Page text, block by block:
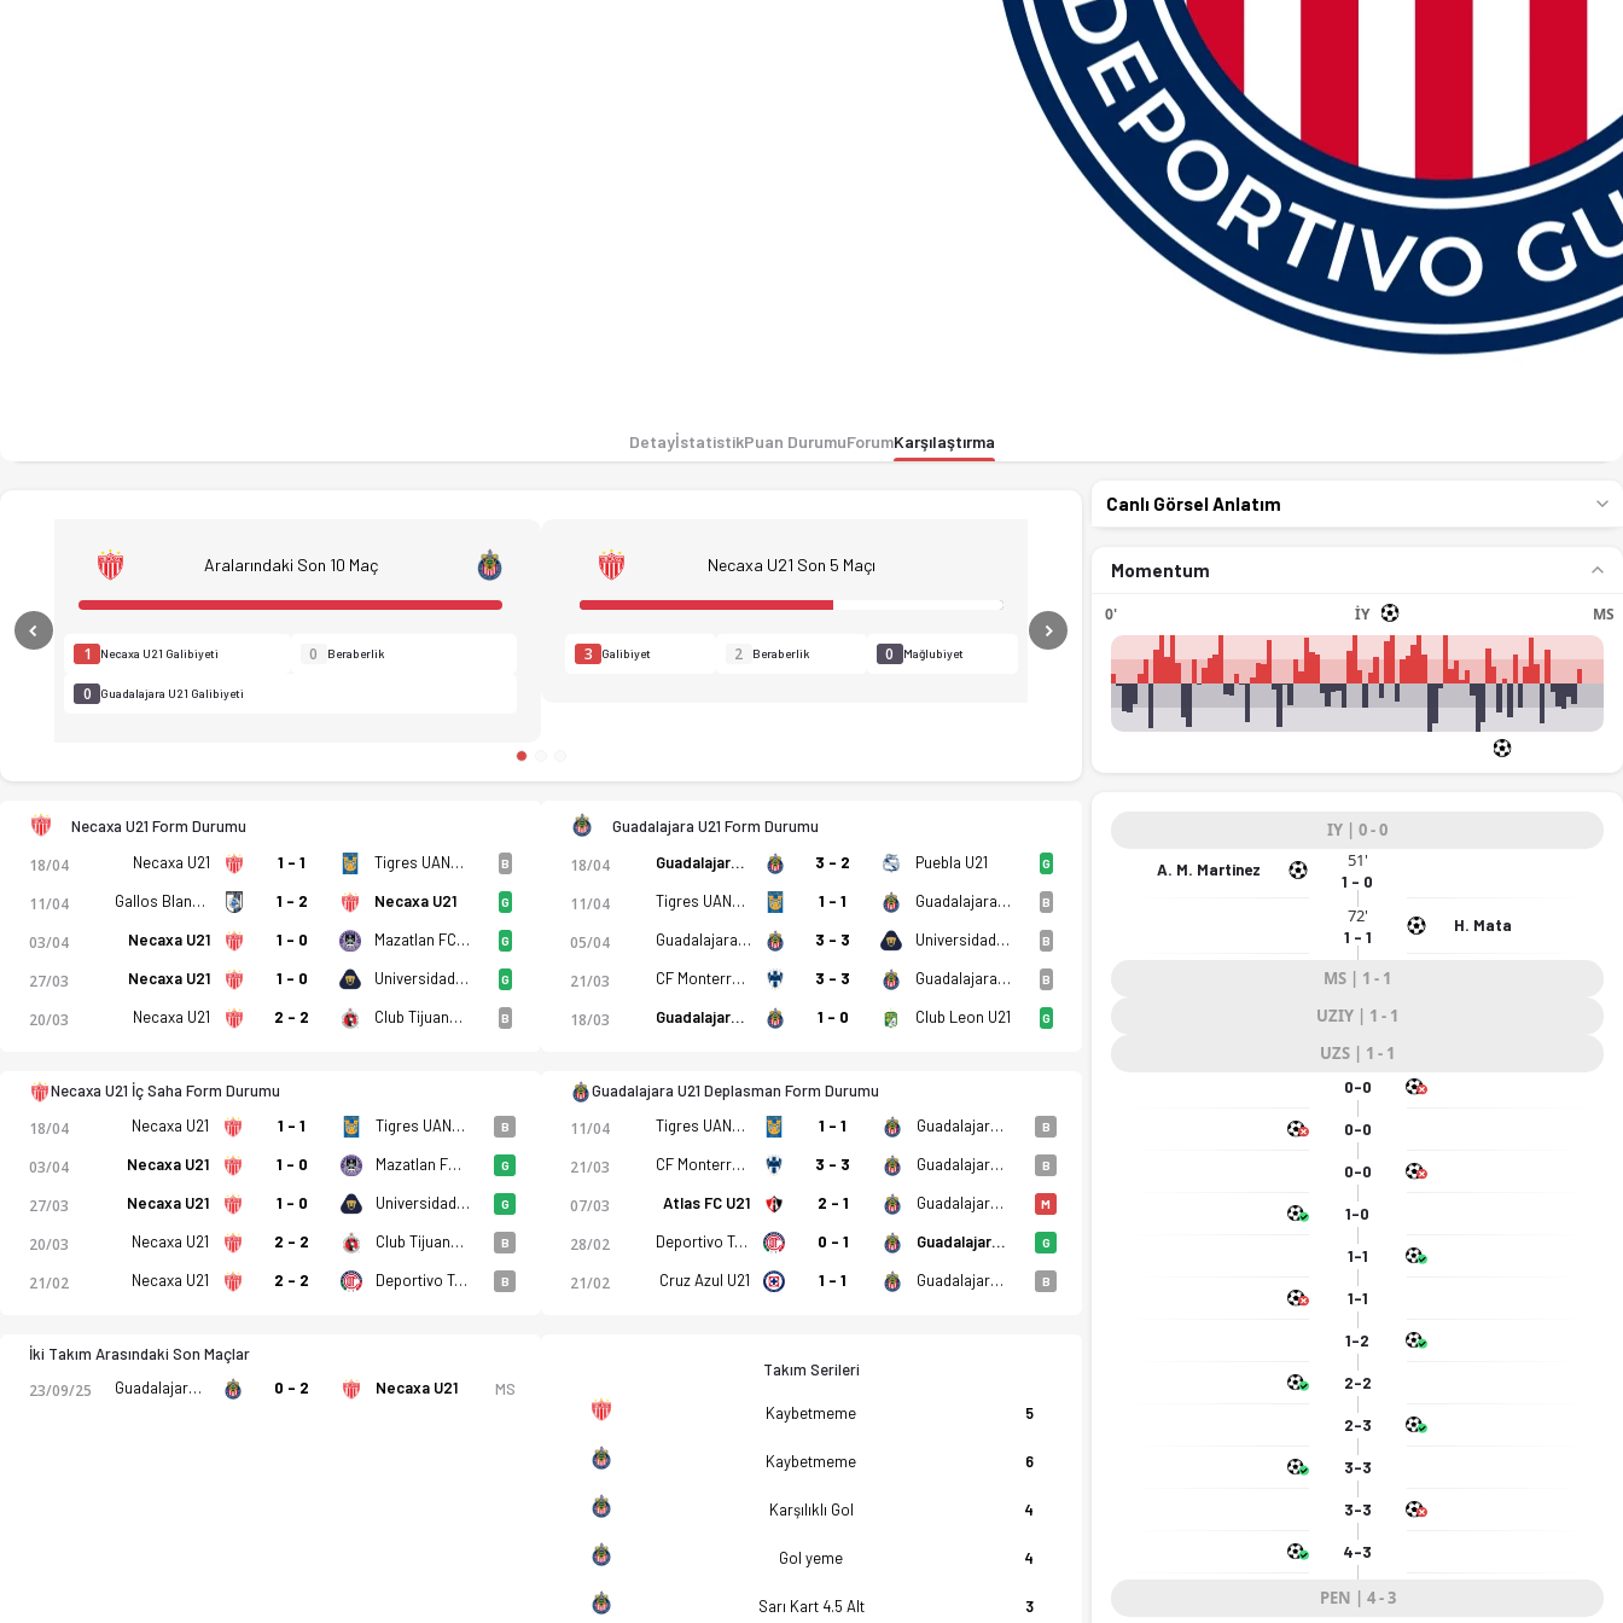
Necaxa U21 - Guadalajara U21 1-1 bitti. Gol anları, kadro, istatistikler, puan durumu ve iddaa oranları Ofsayt'ta. (22.04.2026)
DetayİstatistikPuan DurumuForumKarşılaştırma
Aralarındaki Son 10 Maç
1 Necaxa U21 Galibiyeti 0 Beraberlik
0 Guadalajara U21 Galibiyeti
Necaxa U21 Son 5 Maçı
3 Galibiyet 2 Beraberlik 0 Mağlubiyet
Previous Next
Necaxa U21 Form Durumu
18/04 Necaxa U21 1 - 1 Tigres UANL U21 B
11/04 Gallos Blancos de Queretaro U21 1 - 2 Necaxa U21 G
03/04 Necaxa U21 1 - 0 Mazatlan FC U21 G
27/03 Necaxa U21 1 - 0 Universidad Nacional U21 G
20/03 Necaxa U21 2 - 2 Club Tijuana de Caliente U21 B
Guadalajara U21 Form Durumu
18/04 Guadalajara U21 3 - 2 Puebla U21 G
11/04 Tigres UANL U21 1 - 1 Guadalajara U21 B
05/04 Guadalajara U21 3 - 3 Universidad Nacional U21 B
21/03 CF Monterrey U21 3 - 3 Guadalajara U21 B
18/03 Guadalajara U21 1 - 0 Club Leon U21 G
Necaxa U21 İç Saha Form Durumu
18/04 Necaxa U21 1 - 1 Tigres UANL U21 B
03/04 Necaxa U21 1 - 0 Mazatlan FC U21 G
27/03 Necaxa U21 1 - 0 Universidad Nacional U21 G
20/03 Necaxa U21 2 - 2 Club Tijuana de Caliente U21 B
21/02 Necaxa U21 2 - 2 Deportivo Toluca FC U21 B
Guadalajara U21 Deplasman Form Durumu
11/04 Tigres UANL U21 1 - 1 Guadalajara U21 B
21/03 CF Monterrey U21 3 - 3 Guadalajara U21 B
07/03 Atlas FC U21 2 - 1 Guadalajara U21 M
28/02 Deportivo Toluca FC U21 0 - 1 Guadalajara U21 G
21/02 Cruz Azul U21 1 - 1 Guadalajara U21 B
İki Takım Arasındaki Son Maçlar
23/09/25 Guadalajara U21 0 - 2 Necaxa U21 MS
Takım Serileri
Kaybetmeme 5
Kaybetmeme 6
Karşılıklı Gol 4
Gol yeme 4
Sarı Kart 4.5 Alt 3
Canlı Görsel Anlatım
Momentum
0' İY MS
IY | 0 - 0
A. M. Martinez 51'
1 - 0
72'
1 - 1
H. Mata
MS | 1 - 1
UZIY | 1 - 1
UZS | 1 - 1
0-0
0-0
0-0
1-0
1-1
1-1
1-2
2-2
2-3
3-3
3-3
4-3
PEN | 4 - 3